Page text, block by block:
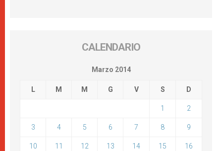
CALENDARIO
Marzo 2014
L M M G V S D
1 2
3 4 5 6 7 8 9
10 11 12 13 14 15 16